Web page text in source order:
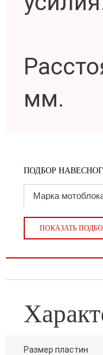
мм.
ПОДБОР
ПОКАЗАТЬ
Размер пластин